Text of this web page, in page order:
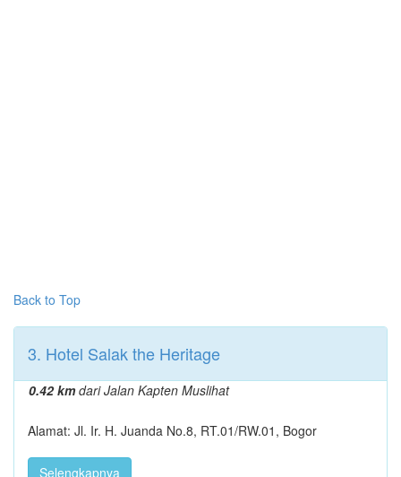
Back to Top
3. Hotel Salak the Heritage
0.42 kmdari Jalan Kapten Muslihat
Alamat: Jl. Ir. H. Juanda No.8, RT.01/RW.01, Bogor
Selengkapnya